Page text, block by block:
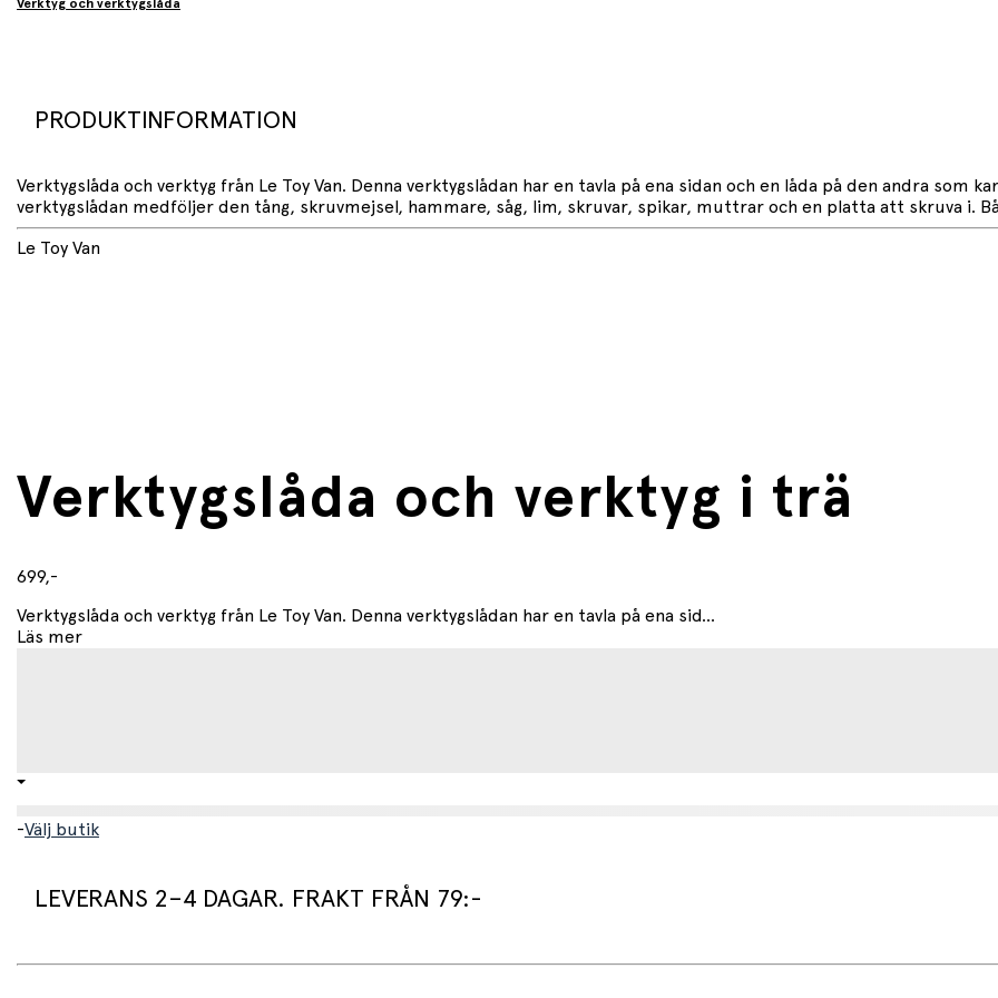
Verktyg och verktygslåda
PRODUKTINFORMATION
Verktygslåda och verktyg från Le Toy Van. Denna verktygslådan har en tavla på ena sidan och en låda på den andra som
verktygslådan medföljer den tång, skruvmejsel, hammare, såg, lim, skruvar, spikar, muttrar och en platta att skruva i.
Le Toy Van
Verktygslåda och verktyg i trä
699,-
Verktygslåda och verktyg från Le Toy Van. Denna verktygslådan har en tavla på ena sid...
Läs mer
-Välj butik
LEVERANS 2–4 DAGAR. FRAKT FRÅN 79:-